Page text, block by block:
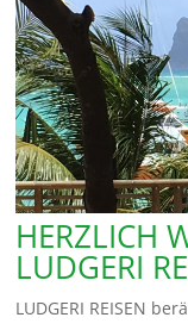
HERZLICH
LUDGERI
LUDGERI REISEN